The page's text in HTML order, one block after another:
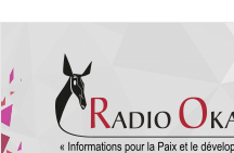
contenu
principal